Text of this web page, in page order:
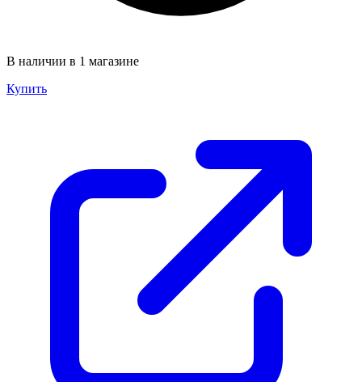
В наличии в 1 магазине
Купить